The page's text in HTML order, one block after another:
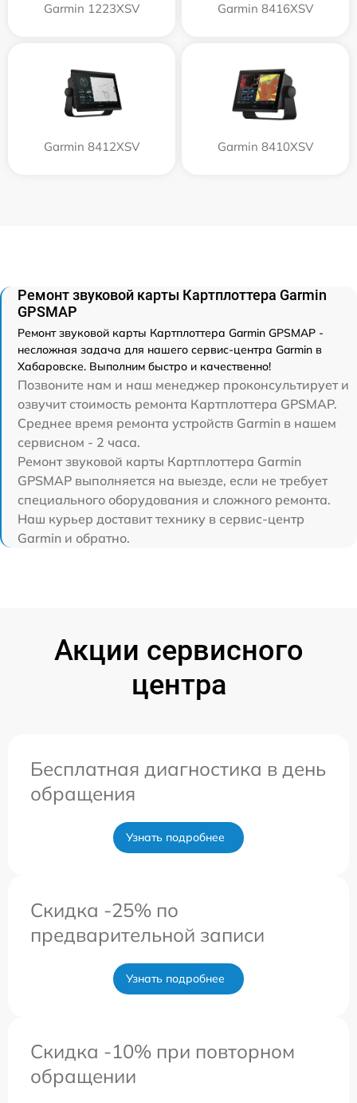
Garmin 1223XSV Garmin 8416XSV
Garmin 8412XSV Garmin 8410XSV
Ремонт звуковой карты Картплоттера Garmin
GPSMAP
Ремонт звуковой карты Картплоттера Garmin GPSMAP -
несложная задача для нашего сервис-центра Garmin в
Хабаровске. Выполним быстро и качественно!
Позвоните нам и наш менеджер проконсультирует и
озвучит стоимость ремонта Картплоттера GPSMAP.
Среднее время ремонта устройств Garmin в нашем
сервисном - 2 часа.
Ремонт звуковой карты Картплоттера Garmin
GPSMAP выполняется на выезде, если не требует
специального оборудования и сложного ремонта.
Наш курьер доставит технику в сервис-центр
Garmin и обратно.
Акции сервисного
центра
Бесплатная диагностика в день
обращения
Узнать подробнее
Скидка -25% по
предварительной записи
Узнать подробнее
Скидка -10% при повторном
обращении